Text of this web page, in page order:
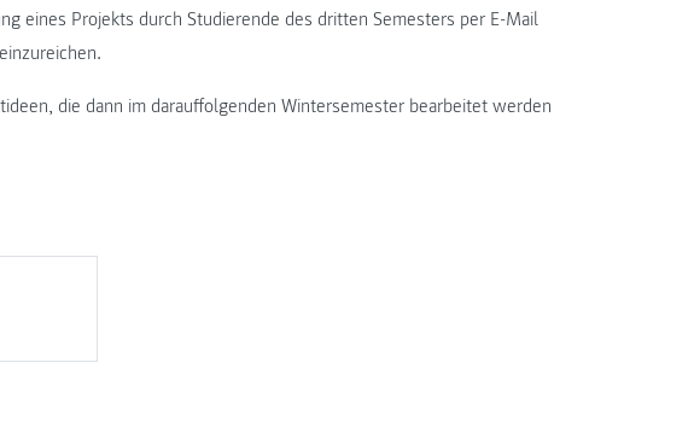
eines Projekts durch Studierende des dritten Semesters per E-Mail
die dann im darauffolgenden Wintersemester bearbeitet werden